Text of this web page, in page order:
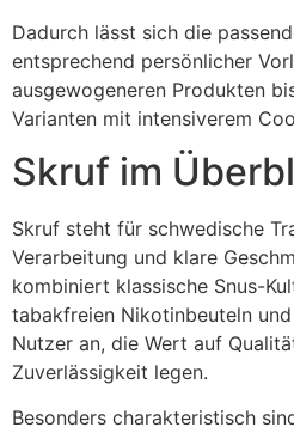
Dadurch lässt sich die
entsprechend persönlicher
ausgewogeneren Produkten
Varianten mit intensiverem
Skruf im
Skruf steht für schwedische
Verarbeitung und klare
kombiniert klassische Snus-
tabakfreien Nikotinbeuteln
Nutzer an, die Wert auf
Zuverlässigkeit legen.
Besonders charakteristisch